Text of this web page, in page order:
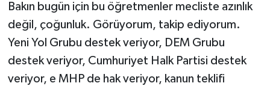
Bakın bugün için bu öğretmenler mecliste azınlık
değil, çoğunluk. Görüyorum, takip ediyorum.
Yeni Yol Grubu destek veriyor, DEM Grubu
destek veriyor, Cumhuriyet Halk Partisi destek
veriyor, e MHP de hak veriyor, kanun teklifi